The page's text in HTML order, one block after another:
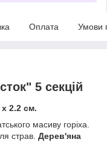
Оплата Умови
5 секцій
х 2.2 см.
масиву горіха.
страв. Дерев'яна